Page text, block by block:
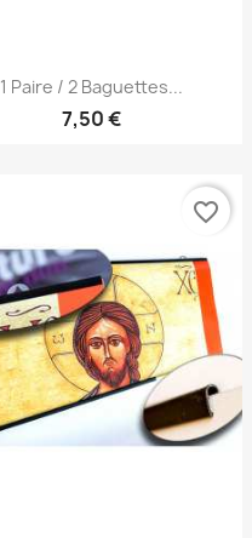
1 Paire / 2 Baguettes...
7,50 €
favorite_border